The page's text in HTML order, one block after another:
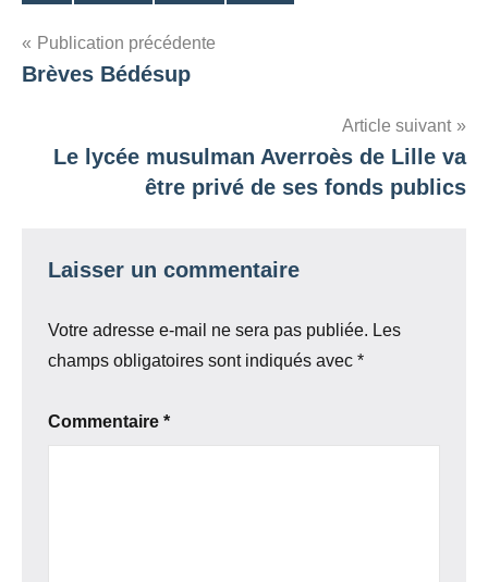
Navigation
de
Publication précédente
Brèves Bédésup
Article suivant
Le lycée musulman Averroès de Lille va
être privé de ses fonds publics
Laisser un commentaire
Votre adresse e-mail ne sera pas publiée. Les
champs obligatoires sont indiqués avec *
Commentaire *